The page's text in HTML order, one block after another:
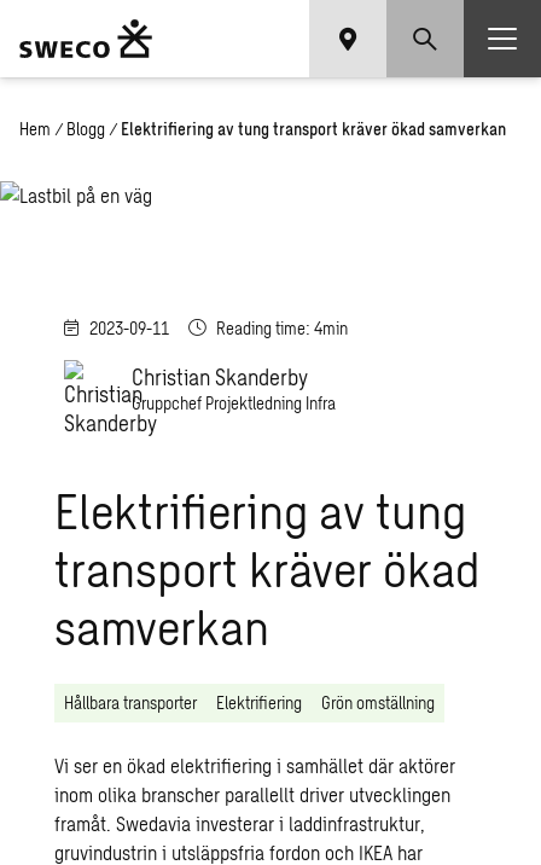
Hem / Blogg / Elektrifiering av tung transport kräver ökad samverkan
2023-09-11 Reading time: 4min
Christian Skanderby
Gruppchef Projektledning Infra
Elektrifiering av tung
transport kräver ökad
samverkan
Hållbara transporter Elektrifiering Grön omställning
Vi ser en ökad elektrifiering i samhället där aktörer
inom olika branscher parallellt driver utvecklingen
framåt. Swedavia investerar i laddinfrastruktur,
gruvindustrin i utsläppsfria fordon och IKEA har